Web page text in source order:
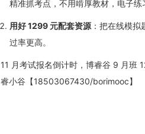
精准抓考点，不用啃厚教材，电子练
用好 1299 元配套资源 ：把在线模
过率更高。
11 月考试报名倒计时，博睿谷 9 月班
睿小谷【18503067430/borimooc】